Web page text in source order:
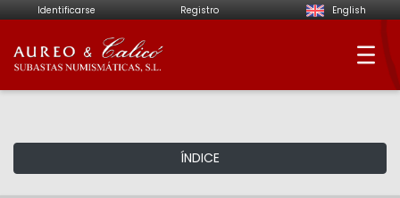
Identificarse Registro English
Aureo & Calicó -
ÍNDICE